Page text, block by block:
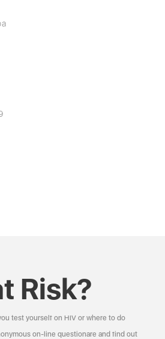
Risk?
test yourself on HIV or where to do
on-line questionare and find out